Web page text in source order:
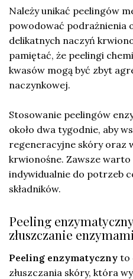
Należy unikać peelingów
powodować podrażnienia
delikatnych naczyń
pamiętać, że peelingi
kwasów mogą być zbyt
naczynkowej.
Stosowanie peelingów
około dwa tygodnie, aby
regeneracyjne skóry oraz
krwionośne. Zawsze
indywidualnie do potrzeb
składników.
Peeling
złuszczanie
Peeling enzymatyczny to
złuszczania skóry, która